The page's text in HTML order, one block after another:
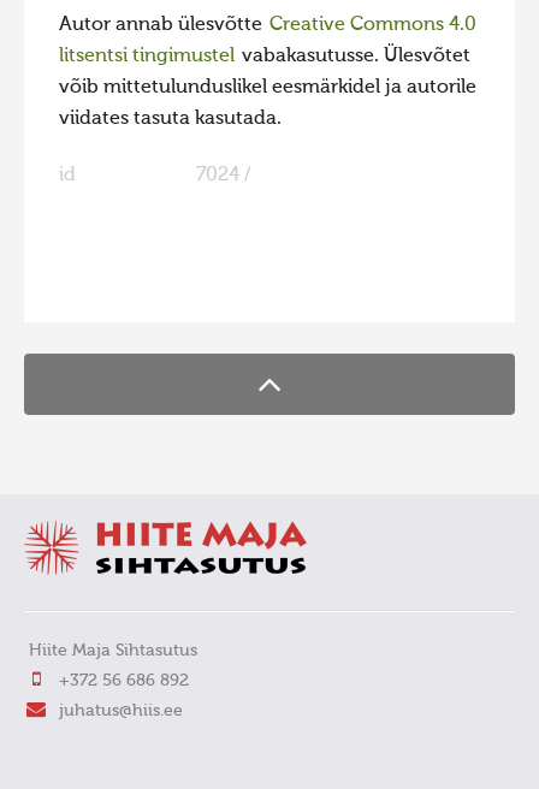
Autor annab ülesvõtte Creative Commons 4.0
litsentsi tingimustel vabakasutusse. Ülesvõtet
võib mittetulunduslikel eesmärkidel ja autorile
viidates tasuta kasutada.
id 7024 /
Hiite Maja Sihtasutus
+372 56 686 892
juhatus@hiis.ee